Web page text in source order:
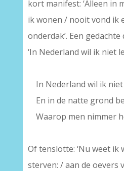
kort manifest: ‘Alleen in
ik wonen / nooit vond ik
onderdak’. Een
‘In Nederland wil ik niet
In Nederland wil ik
En in de natte grond
Waarop men nimmer
Of tenslotte: ‘Nu weet ik
sterven: / aan de oevers